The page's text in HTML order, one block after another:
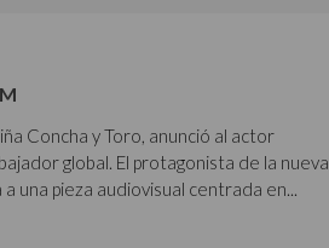
Concha y Toro, anunció al actor
global. El protagonista de la nueva
una pieza audiovisual centrada en...